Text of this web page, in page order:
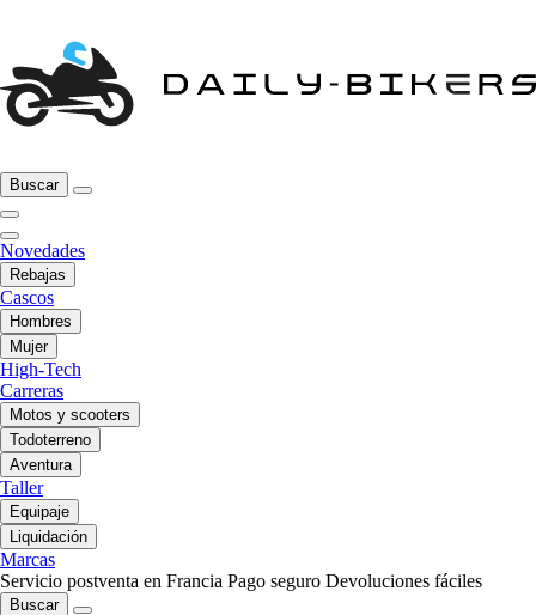
Buscar
Novedades
Rebajas
Cascos
Hombres
Mujer
High-Tech
Carreras
Motos y scooters
Todoterreno
Aventura
Taller
Equipaje
Liquidación
Marcas
Servicio postventa en Francia Pago seguro Devoluciones fáciles
Buscar